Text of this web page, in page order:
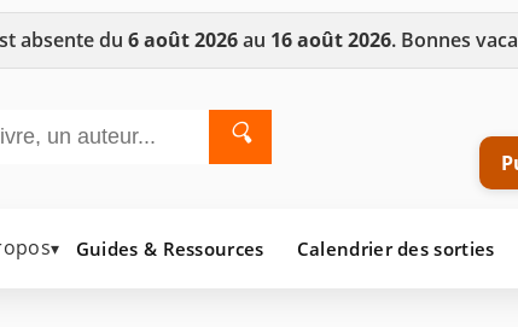
absente du 6 août 2026au 16 août 2026. Bonnes
🔍
▾ Guides & Ressources Calendrier des sorties